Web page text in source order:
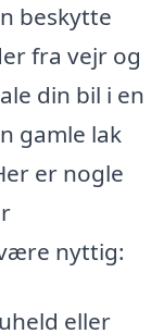
beskytte
fra vejr og
din bil i en
gamle lak
er nogle
nyttig:
eller